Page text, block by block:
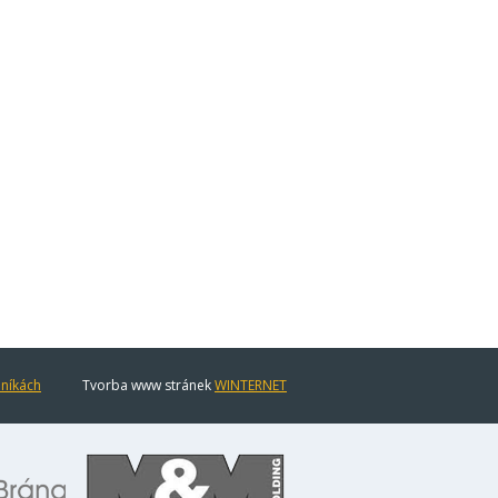
Tvorba www stránekWINTERNET